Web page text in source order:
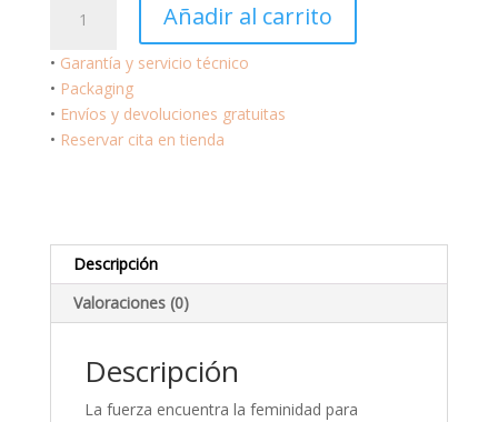
5127-
Añadir al carrito
• Garantía y servicio técnico
• Packaging
• Envíos y devoluciones gratuitas
• Reservar cita en tienda
Descripción
Valoraciones (0)
Descripción
La fuerza encuentra la feminidad para